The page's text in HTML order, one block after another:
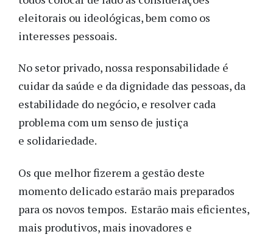
eleitorais ou ideológicas, bem como os
interesses pessoais.
No setor privado, nossa responsabilidade é
cuidar da saúde e da dignidade das pessoas, da
estabilidade do negócio, e resolver cada
problema com um senso de justiça
e solidariedade.
Os que melhor fizerem a gestão deste
momento delicado estarão mais preparados
para os novos tempos. Estarão mais eficientes,
mais produtivos, mais inovadores e